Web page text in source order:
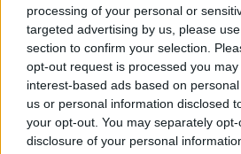
processing of your personal or
targeted advertising by us, please
section to confirm your selection.
opt-out request is processed you
interest-based ads based on
us or personal information disclosed
your opt-out. You may separately
disclosure of your personal
Börja prenumerera för att läsa
Starta din prenumerationhär
Eller logga in på ditt konto nedan: